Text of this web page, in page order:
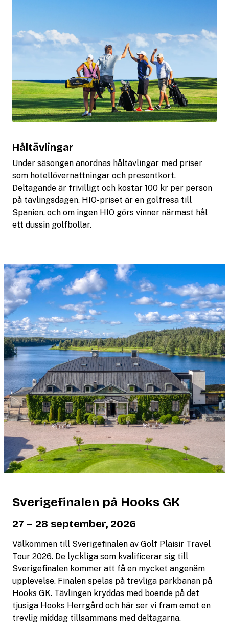
Håltävlingar
Under säsongen anordnas håltävlingar med priser
som hotellövernattningar och presentkort.
Deltagande är frivilligt och kostar 100 kr per person
på tävlingsdagen. HIO-priset är en golfresa till
Spanien, och om ingen HIO görs vinner närmast hål
ett dussin golfbollar.
Sverigefinalen på Hooks GK
27 – 28 september, 2026
Välkommen till Sverigefinalen av Golf Plaisir Travel
Tour 2026. De lyckliga som kvalificerar sig till
Sverigefinalen kommer att få en mycket angenäm
upplevelse. Finalen spelas på trevliga parkbanan på
Hooks GK. Tävlingen kryddas med boende på det
tjusiga Hooks Herrgård och här ser vi fram emot en
trevlig middag tillsammans med deltagarna.